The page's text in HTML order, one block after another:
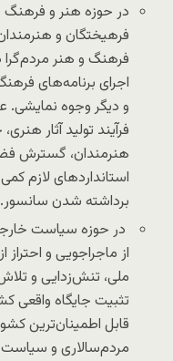
در حوزه هنر و
فرهیختگان و
فرهنگ و هنر مردم‌گرا
اجرای برنامه‌های
و دیگر وجوه نمایشی.
فرآیند تولید آثار
هنرمندان، گسترش
استانداردهای لازم
برداشته شدن سانسور.
در حوزه سیاست
از ماجراجویی و
ملی، تنش‌زدایی‌ و
تثبیت جایگاه واقعی
قابل اطمینان‌ترین
مردم‌سالاری و